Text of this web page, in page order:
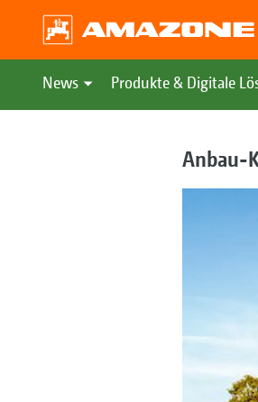
News Produkte & Digitale
Anbau-